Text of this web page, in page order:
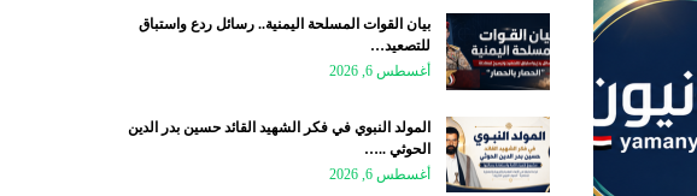
بيان القوات المسلحة اليمنية.. رسائل ردع واستباق
للتصعيد…
أغسطس 6, 2026
المولد النبوي في فكر الشهيد القائد حسين بدر الدين
الحوثي ..…
أغسطس 6, 2026